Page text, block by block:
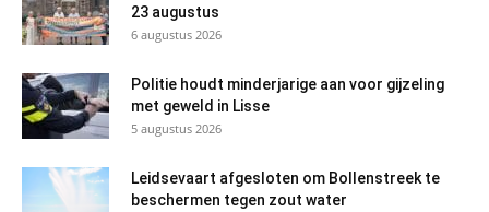
23 augustus
6 augustus 2026
Politie houdt minderjarige aan voor gijzeling
met geweld in Lisse
5 augustus 2026
Leidsevaart afgesloten om Bollenstreek te
beschermen tegen zout water